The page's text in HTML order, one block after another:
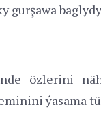
gurşawa
özlerini
ýasama